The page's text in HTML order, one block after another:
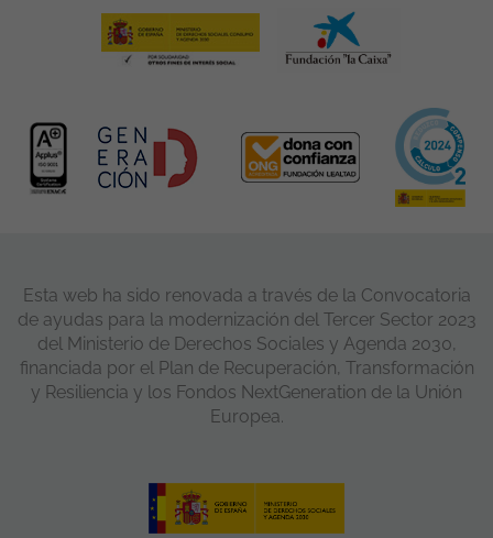
Esta web ha sido renovada a través de la Convocatoria
de ayudas para la modernización del Tercer Sector 2023
del Ministerio de Derechos Sociales y Agenda 2030,
financiada por el Plan de Recuperación, Transformación
y Resiliencia y los Fondos NextGeneration de la Unión
Europea.